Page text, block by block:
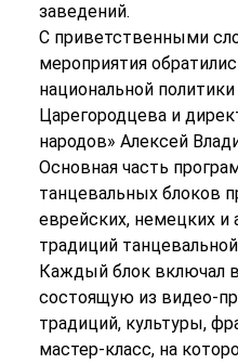
заведений.
С приветственными
мероприятия
национальной
Царегородцева и
народов» Алексей
Основная часть
танцевальных блоков
еврейских, немецких и
традиций
Каждый блок включал
состоящую из видео-
традиций, культуры,
мастер-класс, на